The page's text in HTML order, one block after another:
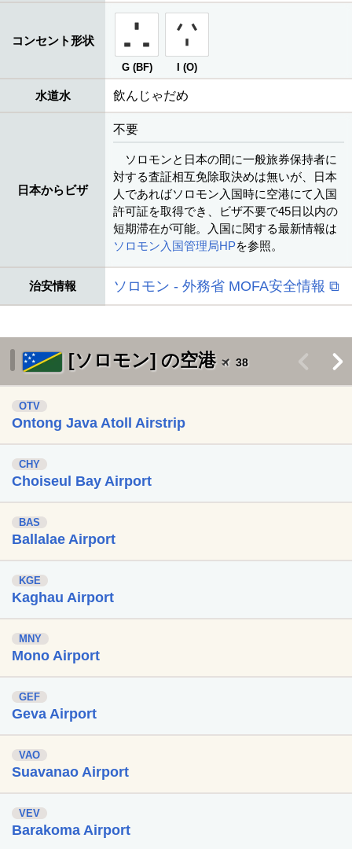
コンセント形状
G (BF) I (O)
水道水 飲んじゃだめ
日本からビザ
不要
ソロモンと日本の間に一般旅券保持者に
対する査証相互免除取決めは無いが、日本
人であればソロモン入国時に空港にて入国
許可証を取得でき、ビザ不要で45日以内の
短期滞在が可能。入国に関する最新情報は
ソロモン入国管理局HPを参照。
治安情報 ソロモン - 外務省 MOFA安全情報 ⧉
[ソロモン] の空港 38
OTV
Ontong Java Atoll Airstrip
CHY
Choiseul Bay Airport
BAS
Ballalae Airport
KGE
Kaghau Airport
MNY
Mono Airport
GEF
Geva Airport
VAO
Suavanao Airport
VEV
Barakoma Airport